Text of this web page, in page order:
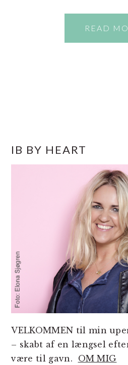
READ
SIDEBAR
IB BY HEART
VELKOMMEN til min
– skabt af en længsel
være til gavn. OM MIG